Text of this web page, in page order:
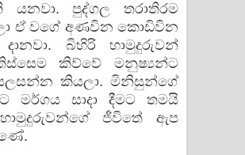
යනවා. පුද්ගල තරාතිරම
ඒ වගේ අණවින කොඩිවින
දානවා. බිහිරි හාමුදුරුවන්
කිව්වේ මනුෂ්‍යන්ට
කියලා. මිනිසුන්ගේ
මර්ගය සාදා දීමට තමයි
ජීවිතේ ඇප